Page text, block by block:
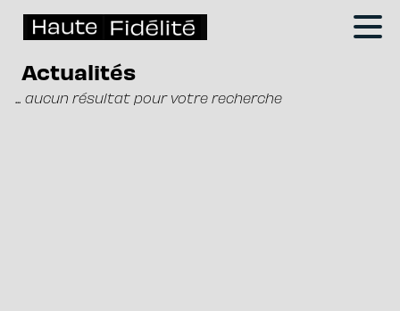
Actualités
... aucun résultat pour votre recherche